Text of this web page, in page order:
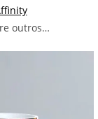
outros…